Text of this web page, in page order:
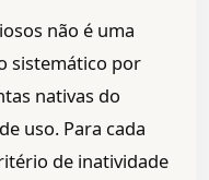
não é uma
sistemático por
nativas do
uso. Para cada
de inatividade